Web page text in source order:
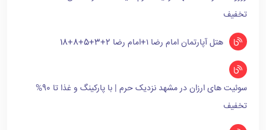
تخفیف
هتل آپارتمان امام رضا ۱+امام رضا 2+3+5+8+18
سوئیت های ارزان در مشهد نزدیک حرم | با پارکینگ و غذا تا 90%
تخفیف